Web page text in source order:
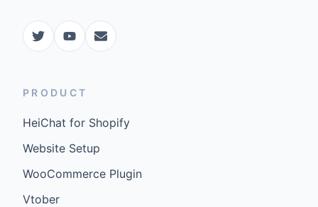
PRODUCT
HeiChat for Shopify
Website Setup
WooCommerce Plugin
Vtober